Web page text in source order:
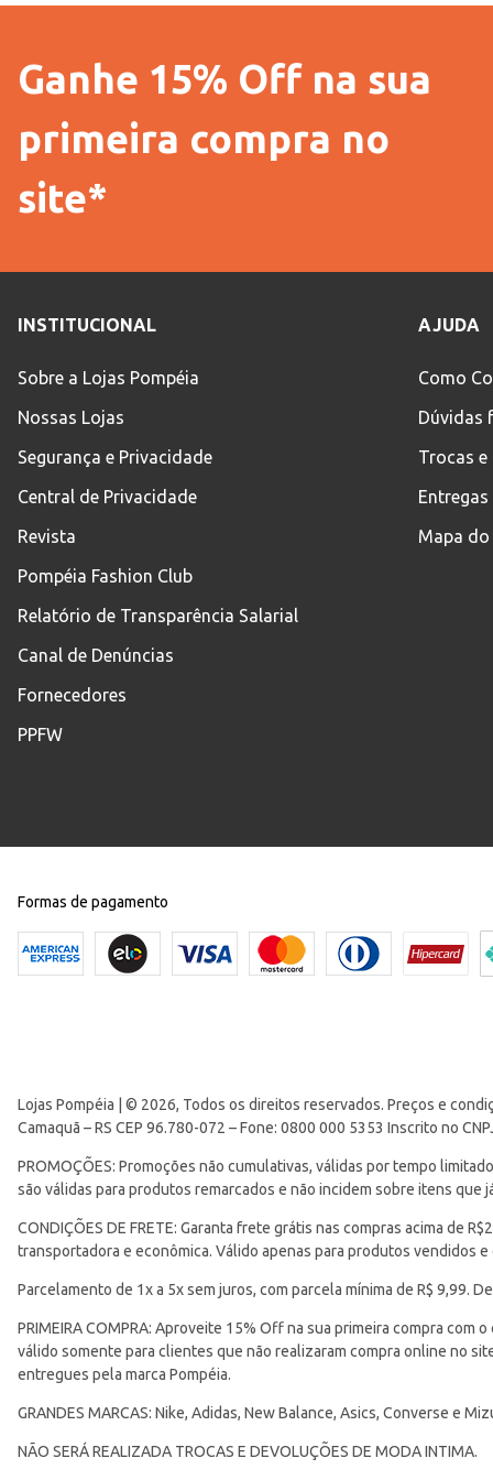
Ganhe 15% Off na sua
primeira compra no
site*
INSTITUCIONAL
Sobre a Lojas Pompéia
Nossas Lojas
Segurança e Privacidade
Central de Privacidade
Revista
Pompéia Fashion Club
Relatório de Transparência Salarial
Canal de Denúncias
Fornecedores
PPFW
AJUDA
Como
Dúvidas
Trocas e
Entregas
Mapa do
Formas de pagamento
Lojas Pompéia | © 2026, Todos os direitos reservados. Preços e
Camaquã – RS CEP 96.780-072 – Fone: 0800 000 5353 Inscrito no
PROMOÇÕES: Promoções não cumulativas, válidas por tempo
são válidas para produtos remarcados e não incidem sobre itens
CONDIÇÕES DE FRETE: Garanta frete grátis nas compras acima de
transportadora e econômica. Válido apenas para produtos vendidos
Parcelamento de 1x a 5x sem juros, com parcela mínima de R$ 9,99.
PRIMEIRA COMPRA: Aproveite 15% Off na sua primeira compra com
válido somente para clientes que não realizaram compra online no
entregues pela marca Pompéia.
GRANDES MARCAS: Nike, Adidas, New Balance, Asics, Converse e
NÃO SERÁ REALIZADA TROCAS E DEVOLUÇÕES DE MODA INTIMA.